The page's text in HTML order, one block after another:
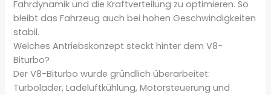
Fahrdynamik und die Kraftverteilung zu optimieren. So
bleibt das Fahrzeug auch bei hohen Geschwindigkeiten
stabil.
Welches Antriebskonzept steckt hinter dem V8-
Biturbo?
Der V8-Biturbo wurde gründlich überarbeitet:
Turbolader, Ladeluftkühlung, Motorsteuerung und